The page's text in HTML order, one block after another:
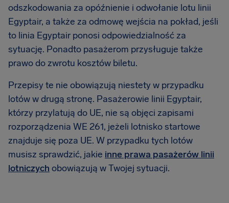
odszkodowania za opóźnienie i odwołanie lotu linii
Egyptair, a także za odmowę wejścia na pokład, jeśli
to linia Egyptair ponosi odpowiedzialność za
sytuację. Ponadto pasażerom przysługuje także
prawo do zwrotu kosztów biletu.
Przepisy te nie obowiązują niestety w przypadku
lotów w drugą stronę. Pasażerowie linii Egyptair,
którzy przylatują do UE, nie są objęci zapisami
rozporządzenia WE 261, jeżeli lotnisko startowe
znajduje się poza UE. W przypadku tych lotów
musisz sprawdzić, jakie inne prawa pasażerów linii
lotniczych obowiązują w Twojej sytuacji.